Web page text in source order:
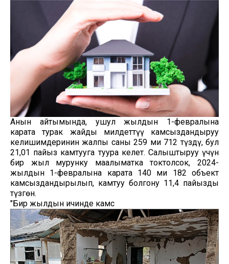
Анын айтымында, ушул жылдын 1-февралына
карата турак жайды милдеттүү камсыздандыруу
келишимдеринин жалпы саны 259 миң 712 түздү, бул
21,01 пайыз камтууга туура келет. Салыштыруу үчүн
бир жыл мурунку маалыматка токтолсок, 2024-
жылдын 1-февралына карата 140 миң 182 объект
камсыздандырылып, камтуу болгону 11,4 пайызды
түзгөн.
"Бир жылдын ичинде камс